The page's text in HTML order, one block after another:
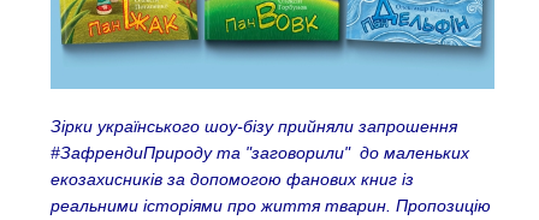
Зірки українського шоу-бізу прийняли запрошення
#ЗафрендиПрироду та "заговорили" до маленьких
екозахисників за допомогою фанових книг із
реальними історіями про життя тварин. Пропозицію